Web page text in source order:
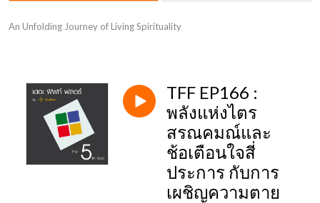
An Unfolding Journey of Living Spirituality
TFF EP166 :
พลังแห่งไตร
สรณคมณ์และ
ช้อเตือนใจสี่
ประการ กับการ
เผชิญความตาย